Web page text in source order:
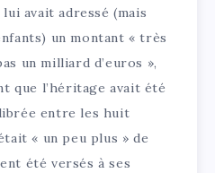
avait adressé (mais
un montant « très
un milliard d’euros »,
que l’héritage avait été
entre les huit
« un peu plus » de
été versés à ses